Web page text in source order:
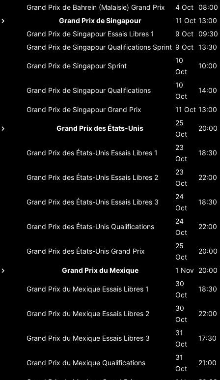
Grand Prix de Bahrein (Malaisie) Grand Prix 4 Oct 08:00
Grand Prix de Singapour
11 Oct 13:00
Grand Prix de Singapour Essais Libres 1 9 Oct 09:30
Grand Prix de Singapour Qualifications Sprint 9 Oct 13:30
Grand Prix de Singapour Sprint
10
Oct
10:00
Grand Prix de Singapour Qualifications
10
Oct
14:00
Grand Prix de Singapour Grand Prix 11 Oct 13:00
Grand Prix des États-Unis
25
Oct
20:00
Grand Prix des États-Unis Essais Libres 1
23
Oct
18:30
Grand Prix des États-Unis Essais Libres 2
23
Oct
22:00
Grand Prix des États-Unis Essais Libres 3
24
Oct
18:30
Grand Prix des États-Unis Qualifications
24
Oct
22:00
Grand Prix des États-Unis Grand Prix
25
Oct
20:00
Grand Prix du Mexique 1 Nov 20:00
Grand Prix du Mexique Essais Libres 1
30
Oct
18:30
Grand Prix du Mexique Essais Libres 2
30
Oct
22:00
Grand Prix du Mexique Essais Libres 3
31
Oct
17:30
Grand Prix du Mexique Qualifications
31
Oct
21:00